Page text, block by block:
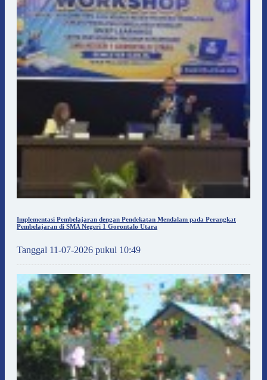
Implementasi Pembelajaran dengan Pendekatan Mendalam pada Perangkat
Pembelajaran di SMA Negeri 1 Gorontalo Utara
Tanggal 11-07-2026 pukul 10:49